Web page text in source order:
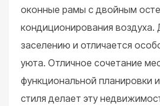
оконные рамы с двойным
кондиционирования воздуха.
заселению и отличается
уюта. Отличное сочетание
функциональной планировки
стиля делает эту